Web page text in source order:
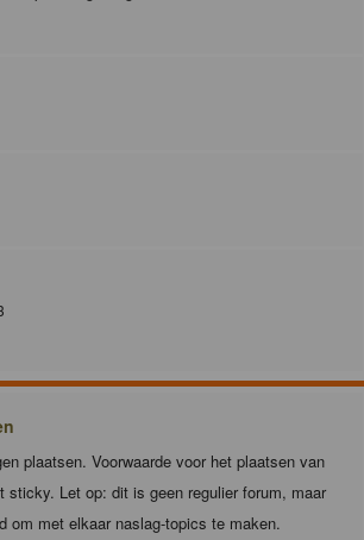
plaatsen. Voorwaarde voor het plaatsen van
sticky. Let op: dit is geen regulier forum, maar
om met elkaar naslag-topics te maken.